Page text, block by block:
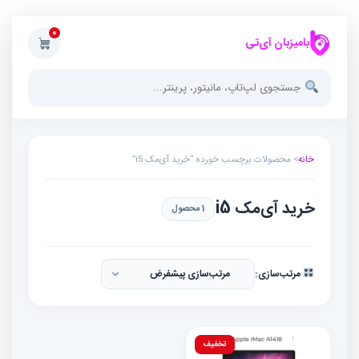
بامیزبان آی‌تی
0
خانه> محصولات برچسب خورده “خرید آی‌مک i5”
خرید آی‌مک i5 1 محصول
مرتب‌سازی:
تخفیف